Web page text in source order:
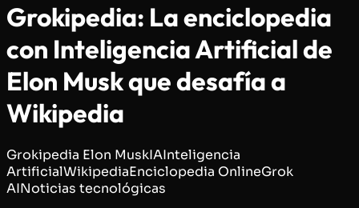
Grokipedia: La enciclopedia
con Inteligencia Artificial de
Elon Musk que desafía a
Wikipedia
Grokipedia Elon MuskIAInteligencia
ArtificialWikipediaEnciclopedia OnlineGrok
AINoticias tecnológicas